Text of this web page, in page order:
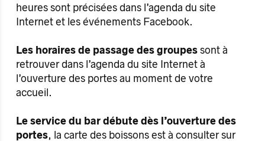
heures sont précisées dans l’agenda du site
Internet et les événements Facebook.
Les horaires de passage des groupessont à
retrouver dans l’agenda du site Internet à
l’ouverture des portes au moment de votre
accueil.
Le service du bar débute dès l’ouverture des
portes, la carte des boissons est à consulter sur